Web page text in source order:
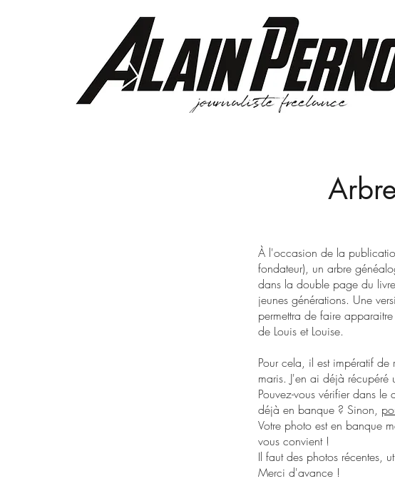
À l'occasion de la
fondateur), un arbre
dans la double page du
jeunes générations. Une
permettra de faire
de Louis et Louise.
Pour cela, il est impératif de
maris. J'en ai déjà
Pouvez-vous vérifier dans
déjà en banque ? Sinon,
Votre photo est en banque
vous convient !
Il faut des photos récentes,
Merci d'avance !